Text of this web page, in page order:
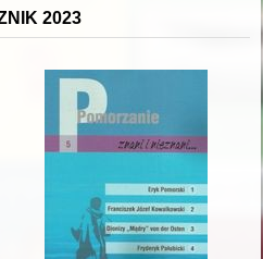
2023